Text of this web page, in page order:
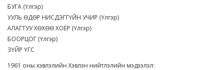
БУГА (Үлгэр)
УУЛЬ ӨДӨР НИСДЭГГҮЙН УЧИР (Үлгэр)
АЛАГТУУ ХӨХӨӨ ХОЁР (Үлгэр)
БООРЦОГ (Үлгэр)
ЗҮЙР ҮГС
1961 оны хэвлэлийн Хэвлэн нийтлэлийн мэдээлэл: